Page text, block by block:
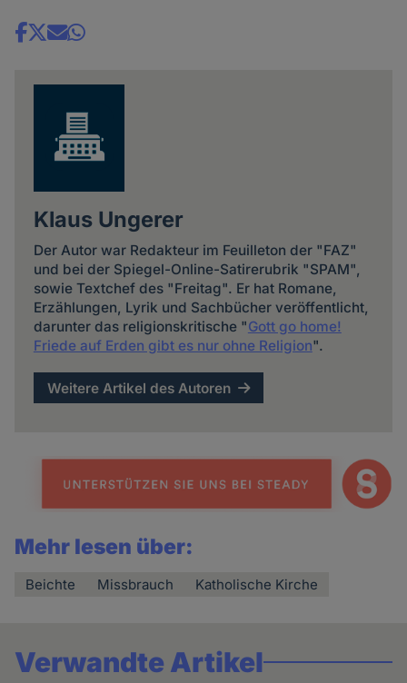
Share
Klaus Ungerer
Der Autor war Redakteur im Feuilleton der "FAZ"
und bei der Spiegel-Online-Satirerubrik "SPAM",
sowie Textchef des "Freitag". Er hat Romane,
Erzählungen, Lyrik und Sachbücher veröffentlicht,
darunter das religionskritische "Gott go home!
Friede auf Erden gibt es nur ohne Religion".
Weitere Artikel des Autoren
Mehr lesen über:
Beichte Missbrauch Katholische Kirche
Verwandte Artikel